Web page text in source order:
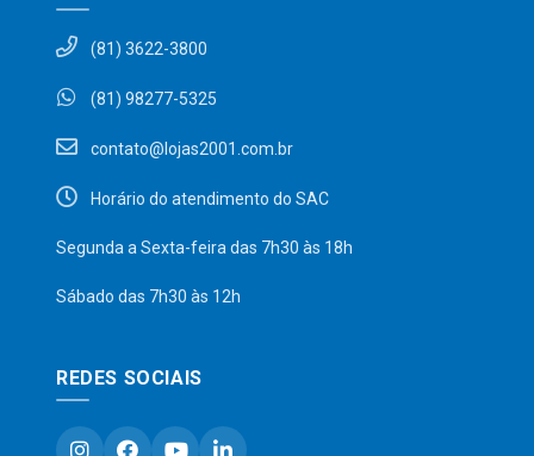
(81) 3622-3800
(81) 98277-5325
contato@lojas2001.com.br
Horário do atendimento do SAC
Segunda a Sexta-feira das 7h30 às 18h
Sábado das 7h30 às 12h
REDES SOCIAIS